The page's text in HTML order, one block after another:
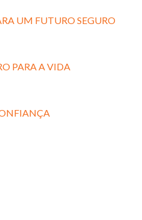
UM FUTURO SEGURO
PARA A VIDA